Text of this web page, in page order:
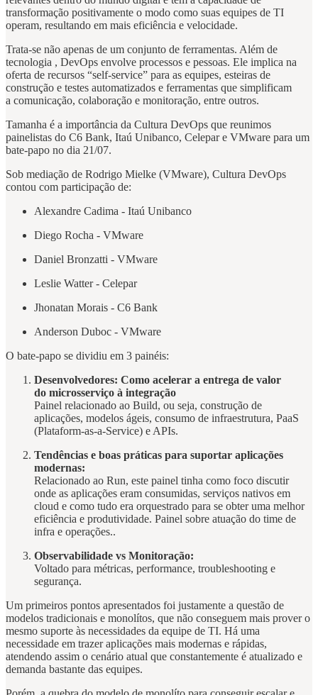
transformação positivamente o modo como suas equipes de TI
operam, resultando em mais eficiência e velocidade.
Trata-se não apenas de um conjunto de ferramentas. Além de
tecnologia , DevOps envolve processos e pessoas. Ele implica na
oferta de recursos “self-service” para as equipes, esteiras de
construção e testes automatizados e ferramentas que simplificam
a comunicação, colaboração e monitoração, entre outros.
Tamanha é a importância da Cultura DevOps que reunimos
painelistas do C6 Bank, Itaú Unibanco, Celepar e VMware para um
bate-papo no dia 21/07.
Sob mediação de Rodrigo Mielke (VMware), Cultura DevOps
contou com participação de:
Alexandre Cadima - Itaú Unibanco
Diego Rocha - VMware
Daniel Bronzatti - VMware
Leslie Watter - Celepar
Jhonatan Morais - C6 Bank
Anderson Duboc - VMware
O bate-papo se dividiu em 3 painéis:
Desenvolvedores: Como acelerar a entrega de valor
do microsserviço à integração
Painel relacionado ao Build, ou seja, construção de
aplicações, modelos ágeis, consumo de infraestrutura, PaaS
(Plataform-as-a-Service) e APIs.
Tendências e boas práticas para suportar aplicações
modernas:
Relacionado ao Run, este painel tinha como foco discutir
onde as aplicações eram consumidas, serviços nativos em
cloud e como tudo era orquestrado para se obter uma melhor
eficiência e produtividade. Painel sobre atuação do time de
infra e operações..
Observabilidade vs Monitoração:
Voltado para métricas, performance, troubleshooting e
segurança.
Um primeiros pontos apresentados foi justamente a questão de
modelos tradicionais e monolítos, que não conseguem mais prover o
mesmo suporte às necessidades da equipe de TI. Há uma
necessidade em trazer aplicações mais modernas e rápidas,
atendendo assim o cenário atual que constantemente é atualizado e
demanda bastante das equipes.